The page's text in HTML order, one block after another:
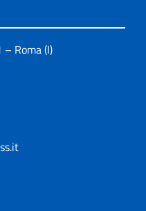
Roma (I)